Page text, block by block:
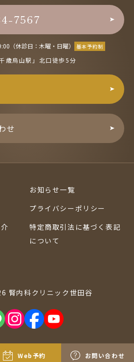
Web予約 お問い合わせ
7567
（休診日：木曜・日曜） 基本予約制
歳烏山駅」北口徒歩5分
せ
お知らせ一覧
プライバシーポリシー
特定商取引法に基づく表記
について
腎内科クリニック世田谷